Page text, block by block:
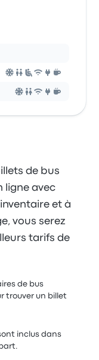
de bus
ligne avec
et à
vous serez
tarifs de
de bus
trouver un billet
inclus dans